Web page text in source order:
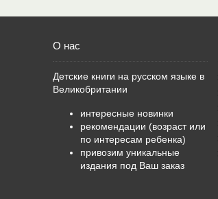
О нас
Детские книги на русском языке в
Великобритании
интересные новинки
рекомендации (возраст или
по интересам ребенка)
привозим уникальные
издания под Ваш заказ